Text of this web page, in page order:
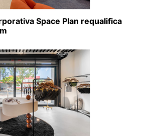
Space Plan requalifica